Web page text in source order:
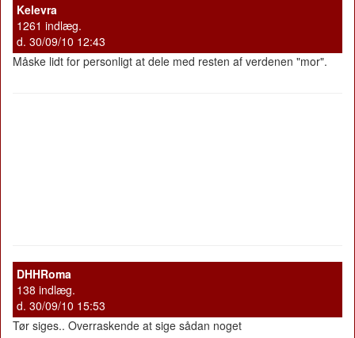
Kelevra
1261 indlæg.
d. 30/09/10 12:43
Måske lidt for personligt at dele med resten af verdenen "mor".
DHHRoma
138 indlæg.
d. 30/09/10 15:53
Tør siges.. Overraskende at sige sådan noget